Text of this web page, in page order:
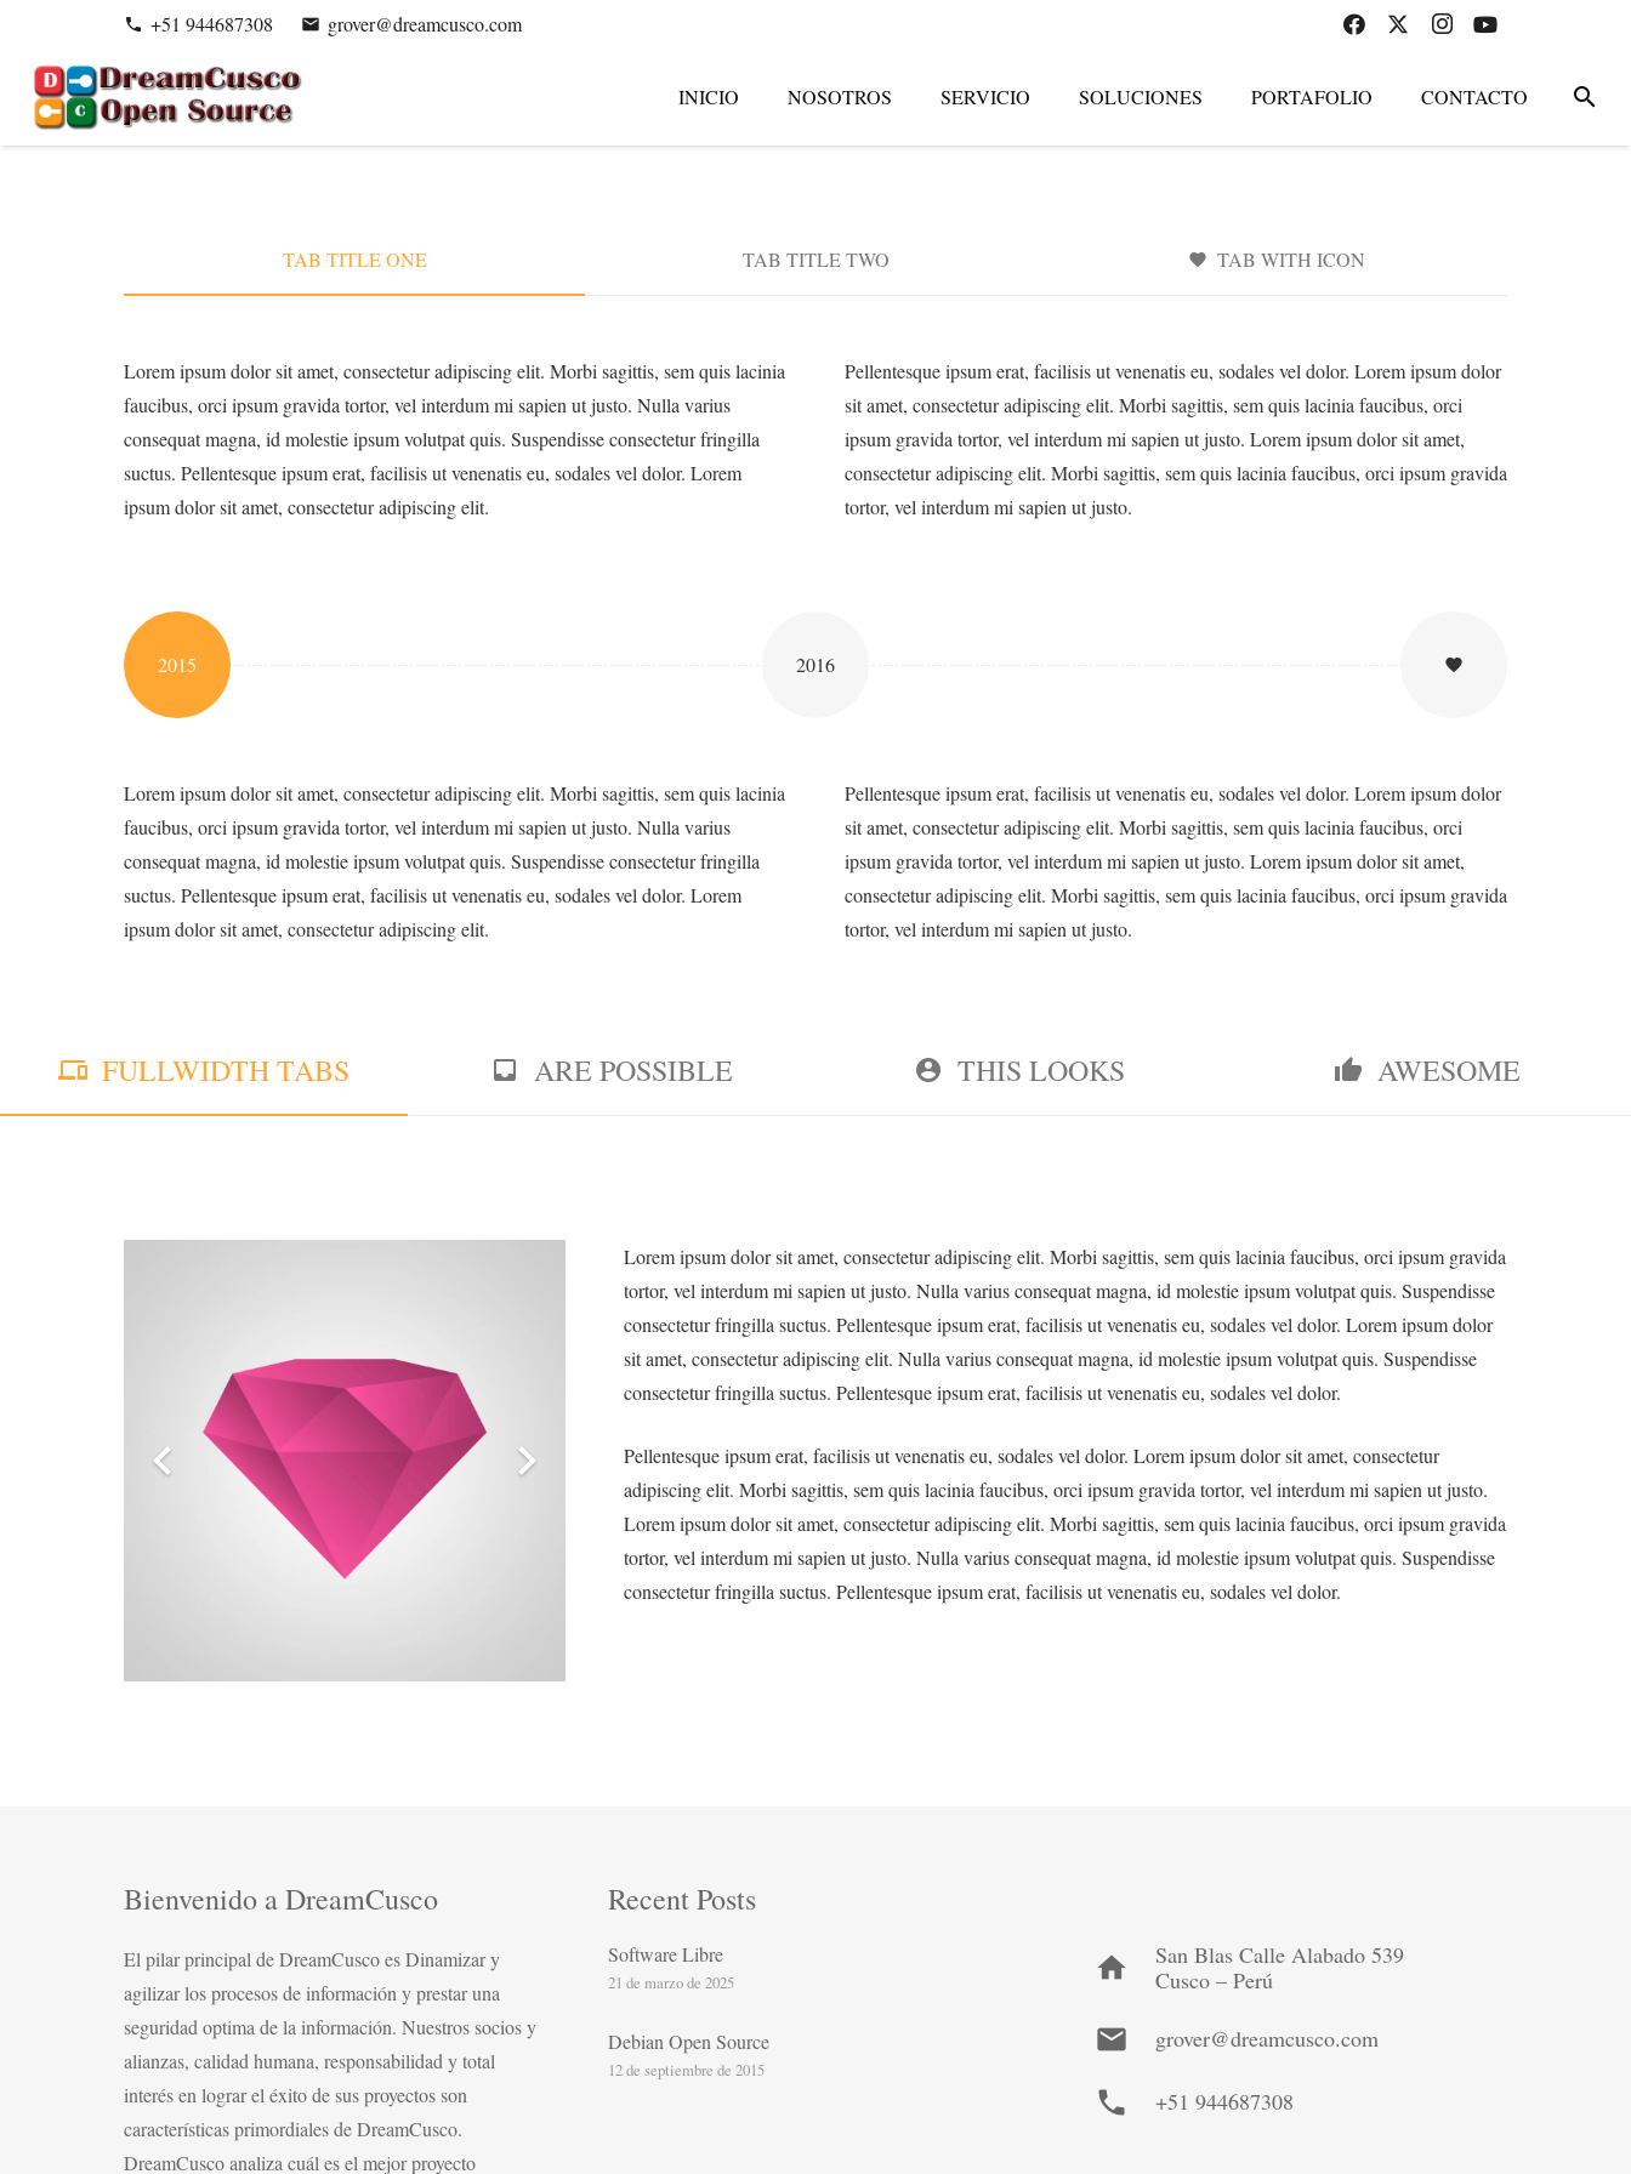
phone +51 944687308 email grover@dreamcusco.com
INICIO NOSOTROS SERVICIO SOLUCIONES PORTAFOLIO CONTACTO search
TAB TITLE ONE TAB TITLE TWO favorite TAB WITH ICON
Lorem ipsum dolor sit amet, consectetur adipiscing elit. Morbi sagittis, sem quis lacinia
faucibus, orci ipsum gravida tortor, vel interdum mi sapien ut justo. Nulla varius
consequat magna, id molestie ipsum volutpat quis. Suspendisse consectetur fringilla
suctus. Pellentesque ipsum erat, facilisis ut venenatis eu, sodales vel dolor. Lorem
ipsum dolor sit amet, consectetur adipiscing elit.
Pellentesque ipsum erat, facilisis ut venenatis eu, sodales vel dolor. Lorem ipsum dolor
sit amet, consectetur adipiscing elit. Morbi sagittis, sem quis lacinia faucibus, orci
ipsum gravida tortor, vel interdum mi sapien ut justo. Lorem ipsum dolor sit amet,
consectetur adipiscing elit. Morbi sagittis, sem quis lacinia faucibus, orci ipsum gravida
tortor, vel interdum mi sapien ut justo.
2015 2016 favorite
Lorem ipsum dolor sit amet, consectetur adipiscing elit. Morbi sagittis, sem quis lacinia
faucibus, orci ipsum gravida tortor, vel interdum mi sapien ut justo. Nulla varius
consequat magna, id molestie ipsum volutpat quis. Suspendisse consectetur fringilla
suctus. Pellentesque ipsum erat, facilisis ut venenatis eu, sodales vel dolor. Lorem
ipsum dolor sit amet, consectetur adipiscing elit.
Pellentesque ipsum erat, facilisis ut venenatis eu, sodales vel dolor. Lorem ipsum dolor
sit amet, consectetur adipiscing elit. Morbi sagittis, sem quis lacinia faucibus, orci
ipsum gravida tortor, vel interdum mi sapien ut justo. Lorem ipsum dolor sit amet,
consectetur adipiscing elit. Morbi sagittis, sem quis lacinia faucibus, orci ipsum gravida
tortor, vel interdum mi sapien ut justo.
phonelink FULLWIDTH TABS inbox ARE POSSIBLE account_circle THIS LOOKS thumb_up AWESOME
Lorem ipsum dolor sit amet, consectetur adipiscing elit. Morbi sagittis, sem quis lacinia faucibus, orci ipsum gravida
tortor, vel interdum mi sapien ut justo. Nulla varius consequat magna, id molestie ipsum volutpat quis. Suspendisse
consectetur fringilla suctus. Pellentesque ipsum erat, facilisis ut venenatis eu, sodales vel dolor. Lorem ipsum dolor
sit amet, consectetur adipiscing elit. Nulla varius consequat magna, id molestie ipsum volutpat quis. Suspendisse
consectetur fringilla suctus. Pellentesque ipsum erat, facilisis ut venenatis eu, sodales vel dolor.
Pellentesque ipsum erat, facilisis ut venenatis eu, sodales vel dolor. Lorem ipsum dolor sit amet, consectetur
adipiscing elit. Morbi sagittis, sem quis lacinia faucibus, orci ipsum gravida tortor, vel interdum mi sapien ut justo.
Lorem ipsum dolor sit amet, consectetur adipiscing elit. Morbi sagittis, sem quis lacinia faucibus, orci ipsum gravida
tortor, vel interdum mi sapien ut justo. Nulla varius consequat magna, id molestie ipsum volutpat quis. Suspendisse
consectetur fringilla suctus. Pellentesque ipsum erat, facilisis ut venenatis eu, sodales vel dolor.
Bienvenido a DreamCusco
El pilar principal de DreamCusco es Dinamizar y
agilizar los procesos de información y prestar una
seguridad optima de la información. Nuestros socios y
alianzas, calidad humana, responsabilidad y total
interés en lograr el éxito de sus proyectos son
características primordiales de DreamCusco.
DreamCusco analiza cuál es el mejor proyecto
Recent Posts
Software Libre
21 de marzo de 2025
Debian Open Source
12 de septiembre de 2015
home
San Blas Calle Alabado 539
Cusco – Perú
mail grover@dreamcusco.com
phone +51 944687308